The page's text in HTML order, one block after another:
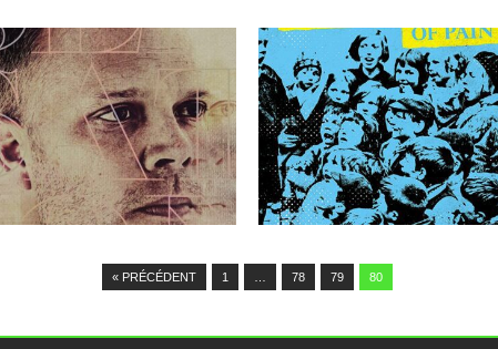
SHELTON :
connaissez Emery ? Non ? Et bien,
c’est l’un des nombreux...
▶
11.01.17
DROPKICK MURPHYS : 11
SHORT STORIES OF PAIN
& GLORY
Bon. Il y en a toujours un ici qui traîne
sur...
« PRÉCÉDENT 1 78 79 80